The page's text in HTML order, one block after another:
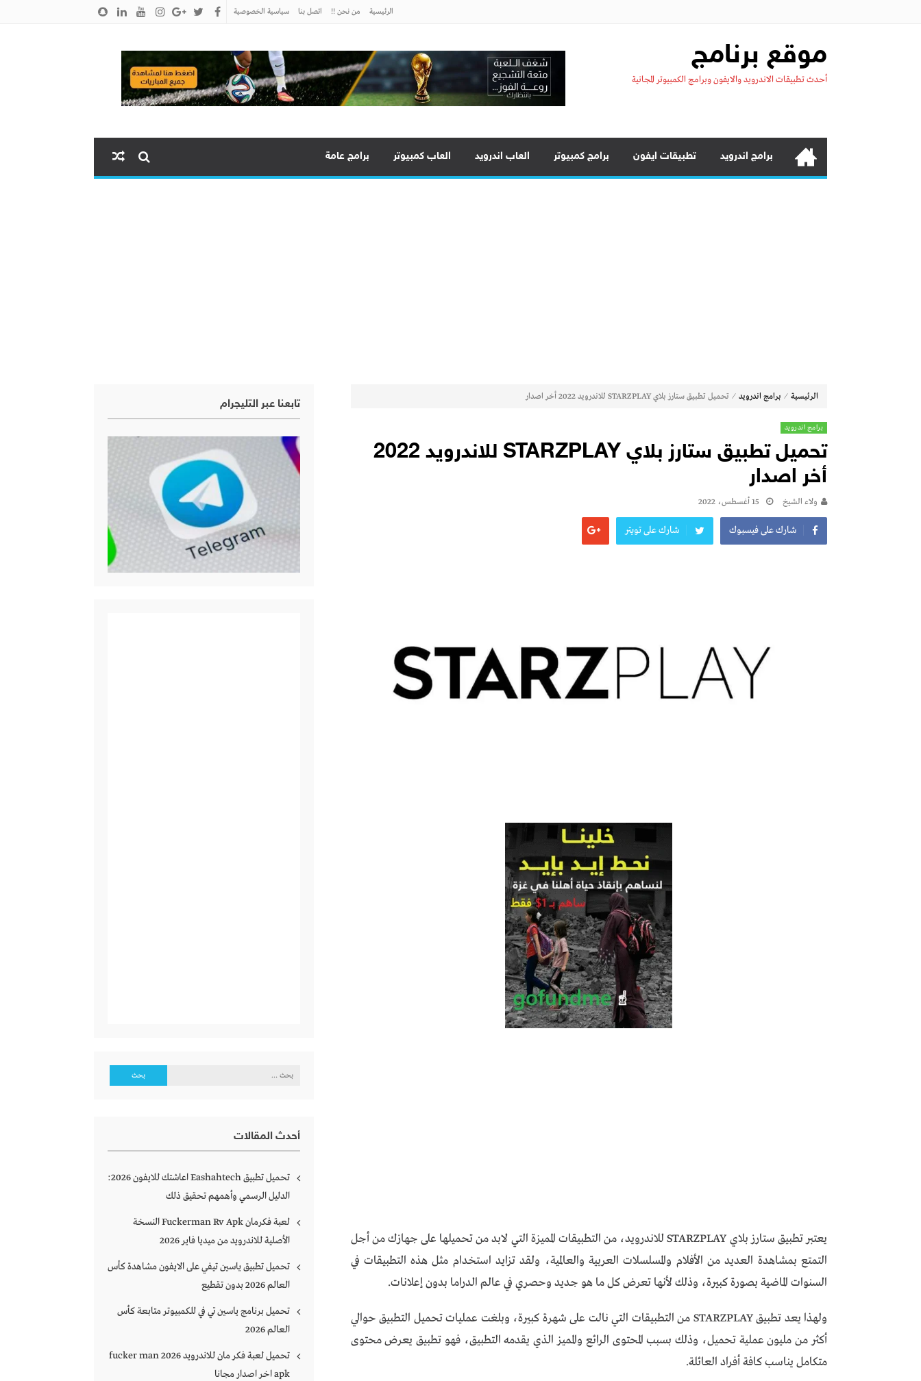
الرئيسية من نحن !! اتصل بنا سياسية الخصوصية
موقع برنامج
أحدث تطبيقات الاندرويد والايفون وبرامج الكمبيوتر المجانية
برامج اندرويد تطبيقات ايفون برامج كمبيوتر العاب اندرويد العاب كمبيوتر برامج عامة
الرئيسية ⁄ برامج اندرويد ⁄ تحميل تطبيق ستارز بلاي STARZPLAY للاندرويد 2022 أخر اصدار
برامج اندرويد
تحميل تطبيق ستارز بلاي STARZPLAY للاندرويد 2022
أخر اصدار
ولاء الشيخ 15 أغسطس، 2022
شارك على فيسبوك شارك على تويتر
يعتبر تطبيق ستارز بلاي STARZPLAY للاندرويد، من التطبيقات المميزة التي لابد من تحميلها على جهازك من أجل
التمتع بمشاهدة العديد من الأفلام والمسلسلات العربية والعالمية، ولقد تزايد استخدام مثل هذه التطبيقات في
السنوات الماضية بصورة كبيرة، وذلك لأنها تعرض كل ما هو جديد وحصري في عالم الدراما بدون إعلانات.
ولهذا يعد تطبيق STARZPLAY من التطبيقات التي نالت على شهرة كبيرة، وبلغت عمليات تحميل التطبيق حوالي
أكثر من مليون عملية تحميل، وذلك بسبب المحتوى الرائع والمميز الذي يقدمه التطبيق، فهو تطبيق يعرض محتوى
متكامل يناسب كافة أفراد العائلة.
تابعنا عبر التليجرام
البحث
أحدث المقالات
تحميل تطبيق Eashahtech اعاشتك للايفون 2026:
الدليل الرسمي وأهمهم تحقيق ذلك
لعبة فكرمان Fuckerman Rv Apk النسخة
الأصلية للاندرويد من ميديا فاير 2026
تحميل تطبيق ياسين تيفي على الايفون مشاهدة كأس
العالم 2026 بدون تقطيع
تحميل برنامج ياسين تي في للكمبيوتر متابعة كأس
العالم 2026
تحميل لعبة فكر مان للاندرويد 2026 fucker man
apk اخر اصدار مجانا